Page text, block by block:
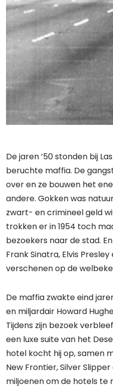
De jaren ’50 stonden bij
beruchte maffia. De
over en ze bouwen het
andere. Gokken was
zwart- en crimineel geld
trokken er in 1954 toch
bezoekers naar de stad.
Frank Sinatra, Elvis
verschenen op de
De maffia zwakte eind
en miljardair Howard
Tijdens zijn bezoek
een luxe suite van het
hotel kocht hij op, samen
New Frontier, Silver
miljoenen om de hotels te